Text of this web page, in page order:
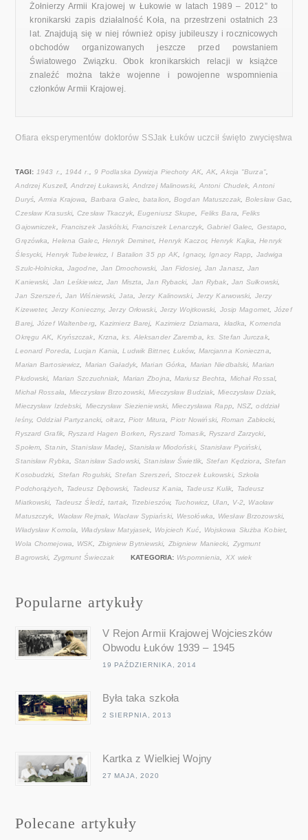
Żołnierzy Armii Krajowej w Łukowie w latach 1989 – 2012” to
kronikarski zapis działalność Koła, na przestrzeni ostatnich 23
lat. Znajdują się w niej również opisy jubileuszy i rocznicowych
obchodów organizowanych jeszcze przed powstaniem
Światowego Związku. Obok kronikarskich relacji w książce
znaleźć można także wojenne i powojenne wspomnienia
członków Armii Krajowej.
Ofiara eksperymentów doktorów SSJak Łuków uczcił święto zwycięstwa
TAGI: 1943 r. 1944 r. 9 Podlaska Dywizja Piechoty AK,AK ,Akcja "Burza",
Andrzej Kuszell,Andrzej Łukawski, Andrzej Malinowski, Antoni Chudek ,Antoni
Duryś,Armia Krajowa Barbara Galec,batalion ,Bogdan Matuszczak,Bolesław Gac
Czesław Krasuski,Czesław Tkaczyk, Eugeniusz Skupe Feliks Bara
Feliks
Gajowniczek
Franciszek Jaskólski, Franciszek Lenarczyk,Gabriel Galec Gestapo
Gręzówka
,Helena Galec, Henryk Deminet ,Henryk Kaczor, Henryk Kajka ,Henryk
Ślesycki,Henryk Tubelewicz ,I Batalion 35 pp AK ,Ignacy,Ignacy Rapp
Jadwiga
Szulc-Holnicka ,Jagodne Jan Dmochowski, Jan Fidosiej, Jan Janasz,Jan
Kaniewski, Jan Leśkiewicz,Jan Miszta ,Jan Rybacki, Jan Rybak Jan Sułkowski,
Jan Szerszeń
Jan Wiśniewski,Jata ,Jerzy Kalinowski, Jerzy Karwowski, Jerzy
Kizeweter, Jerzy Konieczny,Jerzy Orłowski, Jerzy Wojtkowski, Josip Magomet,Józef
Barej,Józef Waltenberg, Kazimierz Barej, Kazimierz Dziamara kładka ,Komenda
Okręgu AK
Kryńszczak Krzna ,ks. Aleksander Zaremba ks. Stefan Jurczak,
Leonard Poreda ,Lucjan Kania ,Ludwik Bittner,Łuków, Marcjanna Konieczna
Marian Bartosiewicz
Marian Gaładyk,Marian Górka Marian Niedbalski,Marian
Płudowski, Marian Szczuchniak Marian Zbojna ,Mariusz Bechta Michał Rossal,
Michał Rossała ,Mieczysław Brzozowski,Mieczysław Budziak ,Mieczysław Dziak,
Mieczysław Izdebski, Mieczysław Siezieniewski,Mieczysława Rapp NSZ ,oddział
leśny,Oddział Partyzancki,ołtarz,Piotr Mitura ,Piotr Nowiński,Roman Zabłocki,
Ryszard Grafik,Ryszard Hagen Borken ,Ryszard Tomasik, Ryszard Zarzycki,
Społem ,Stanin ,Stanisław Madej, Stanisław Miodoński, Stanisław Pyciński,
Stanisław Rybka ,Stanisław Sadowski,Stanisław Świetlik,Stefan Kędziora
Stefan
Kosobudzki, Stefan Rogulski,Stefan Szerszeń ,Stoczek Łukowski, Szkoła
Podchorążych
Tadeusz Dębowski, Tadeusz Kania Tadeusz Kulik
Tadeusz
Miatkowski, Tadeusz Śledź,tartak, Trzebieszów, Tuchowicz Ulan V-2
Wacław
Matuszczyk
Wacław Rejmak, Wacław Sypiański, Wesołówka Wiesław Brzozowski,
Władysław Komola
Władysław Matyjasek Wojciech Kuć Wojskowa Służba Kobiet,
Wola Chomejowa
WSK Zbigniew Bytniewski, Zbigniew Maniecki, Zygmunt
Bagrowski, Zygmunt Świeczak KATEGORIA: Wspomnienia XX wiek
Popularne artykuły
V Rejon Armii Krajowej Wojcieszków
Obwodu Łuków 1939 – 1945
19 PAŹDZIERNIKA, 2014
Była taka szkoła
2 SIERPNIA, 2013
Kartka z Wielkiej Wojny
27 MAJA, 2020
Polecane artykuły